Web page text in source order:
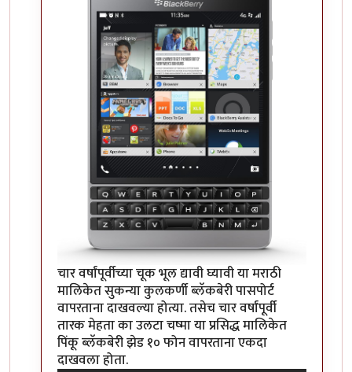
चार वर्षांपूर्वीच्या चूक भूल द्यावी घ्यावी या मराठी
मालिकेत सुकन्या कुलकर्णी ब्लॅकबेरी पासपोर्ट
वापरताना दाखवल्या होत्या. तसेच चार वर्षांपूर्वी
तारक मेहता का उलटा चष्मा या प्रसिद्ध मालिकेत
पिंकू ब्लॅकबेरी झेड १० फोन वापरताना एकदा
दाखवला होता.